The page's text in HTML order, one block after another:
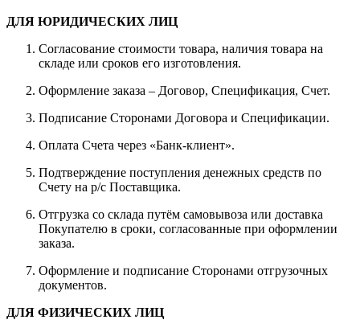
ДЛЯ ЮРИДИЧЕСКИХ ЛИЦ
Согласование стоимости товара, наличия товара на
складе или сроков его изготовления.
Оформление заказа – Договор, Спецификация, Счет.
Подписание Сторонами Договора и Спецификации.
Оплата Счета через «Банк-клиент».
Подтверждение поступления денежных средств по
Счету на р/с Поставщика.
Отгрузка со склада путём самовывоза или доставка
Покупателю в сроки, согласованные при оформлении
заказа.
Оформление и подписание Сторонами отгрузочных
документов.
ДЛЯ ФИЗИЧЕСКИХ ЛИЦ